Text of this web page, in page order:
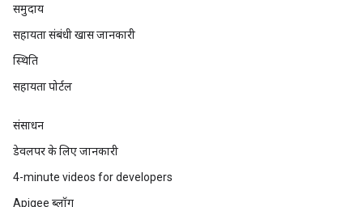
समुदाय
सहायता संबंधी खास जानकारी
स्थिति
सहायता पोर्टल
संसाधन
डेवलपर के लिए जानकारी
4-minute videos for developers
Apigee ब्लॉग